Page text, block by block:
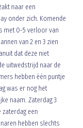
naar een
onder zich. Komende
met 0-5 verloor van
van 2 en 3 zien
dat deze niet
uitwedstrijd naar de
hebben één puntje
was er nog het
naam. Zaterdag 3
een
hebben slechts